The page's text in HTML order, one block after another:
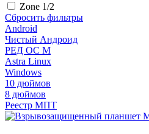
Zone 1/2
Сбросить фильтры
Android
Чистый Андроид
РЕД ОС М
Astra Linux
Windows
10 дюймов
8 дюймов
Реестр МПТ